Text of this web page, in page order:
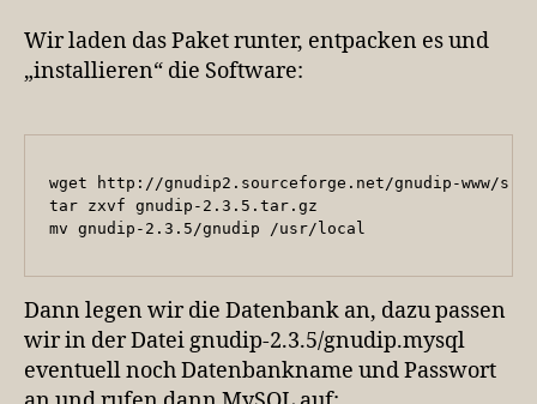
Wir laden das Paket runter, entpacken es und
„installieren“ die Software:
wget http://gnudip2.sourceforge.net/gnudip-www/
tar zxvf gnudip-2.3.5.tar.gz
mv gnudip-2.3.5/gnudip /usr/local
Dann legen wir die Datenbank an, dazu passen
wir in der Datei gnudip-2.3.5/gnudip.mysql
eventuell noch Datenbankname und Passwort